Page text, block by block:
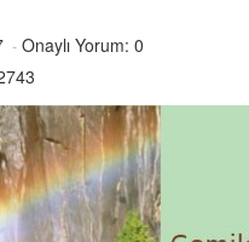
Onaylı Yorum: 0